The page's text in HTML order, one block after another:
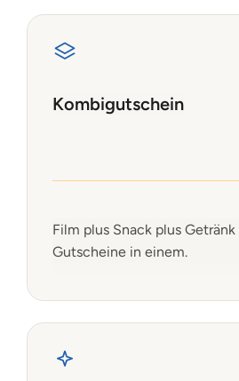
Kombigutschein
Film plus Snack plus
Gutscheine in einem.